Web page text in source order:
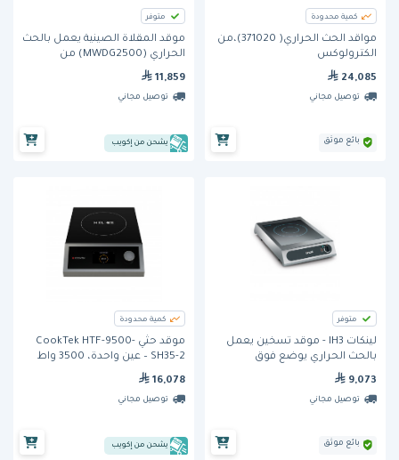
كمية محدودة
مواقد الحث الحراري( 371020)،من
الكترولوكس
24,085
توصيل مجاني
بائع موثق
متوفر
موقد المقلاة الصينية يعمل بالحث
الحراري (MWDG2500) من
11,859
توصيل مجاني
يشحن من إكويب
متوفر
لينكات IH3 - موقد تسخين يعمل
بالحث الحراري يوضع فوق
الأسطح
9,073
توصيل مجاني
بائع موثق
كمية محدودة
موقد حثي CookTek HTF-9500-
SH35-2 – عين واحدة، 3500 واط
16,078
توصيل مجاني
يشحن من إكويب